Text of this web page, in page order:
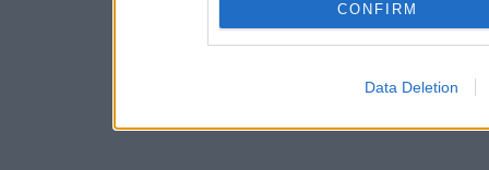
CONFIRM
Data Deletion